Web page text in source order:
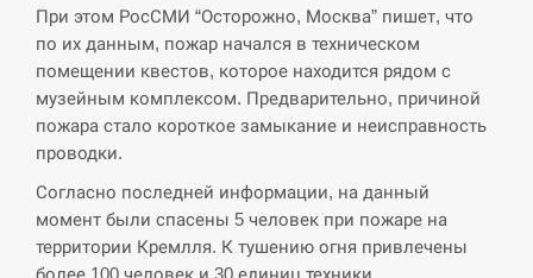
СЕРПЕНЬ
13:23
“Они должны быть уничтожены”: в МИДе
ответили, как отреагируют на…
СЕРПЕНЬ
13:10
Тайвань проводить найбільші військові
навчання на тлі загрози вторгнення з…
При этом РосСМИ “Осторожно, Москва” пишет, что
по их данным, пожар начался в техническом
помещении квестов, которое находится рядом с
музейным комплексом. Предварительно, причиной
пожара стало короткое замыкание и неисправность
проводки.
Согласно последней информации, на данный
момент были спасены 5 человек при пожаре на
территории Кремлля. К тушению огня привлечены
более 100 человек и 30 единиц техники.